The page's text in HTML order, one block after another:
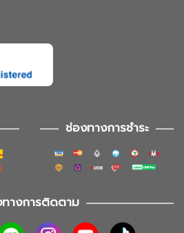
ช่องทางการชำระ
างการติดตาม